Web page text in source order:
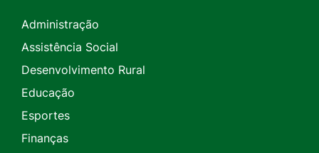
Administração
Assistência Social
Desenvolvimento Rural
Educação
Esportes
Finanças